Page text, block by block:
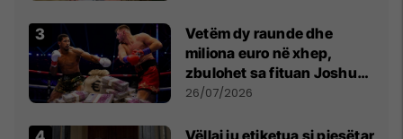
Vetëm dy raunde dhe
miliona euro në xhep,
zbulohet sa fituan Joshua
e Prenga
26/07/2026
Vëllai iu etiketua si pjesëtar